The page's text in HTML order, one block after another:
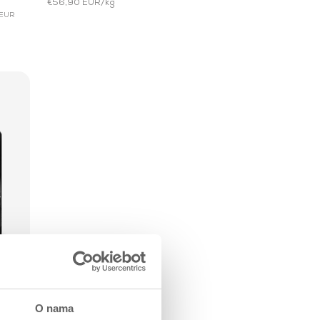
O nama
€56,90 EUR/kg